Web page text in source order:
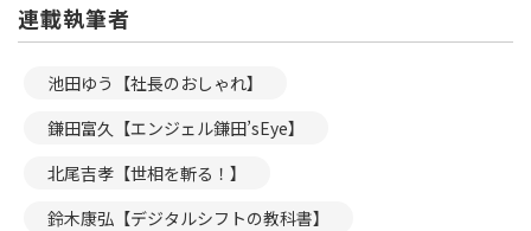
連載執筆者
池田ゆう【社長のおしゃれ】
鎌田富久【エンジェル鎌田’sEye】
北尾吉孝【世相を斬る！】
鈴木康弘【デジタルシフトの教科書】